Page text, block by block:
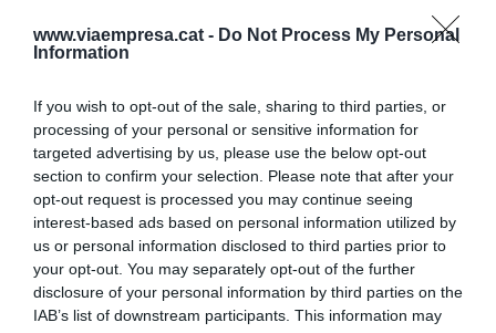
www.viaempresa.cat - Do Not Process My Personal
Information
If you wish to opt-out of the sale, sharing to third parties, or
processing of your personal or sensitive information for
targeted advertising by us, please use the below opt-out
section to confirm your selection. Please note that after your
opt-out request is processed you may continue seeing
interest-based ads based on personal information utilized by
us or personal information disclosed to third parties prior to
your opt-out. You may separately opt-out of the further
disclosure of your personal information by third parties on the
IAB’s list of downstream participants. This information may
"bajo las más estrictas exigencias de seguridad
verificadas por expertos independientes y
pertinente".
Enojo Vecinal
Mientras tanto los vecinos cercanos a IQOXE viven
con una mezcla de sensaciones un mes después
de la explosión. Los afectados reclaman
soluciones rápidas para arreglar los daños y que